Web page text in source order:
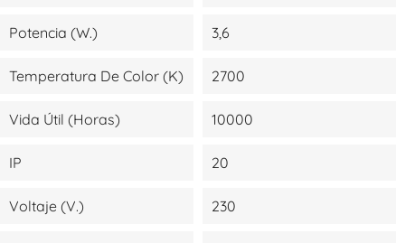
Potencia (W.) 3,6
Temperatura De Color (K) 2700
Vida Útil (Horas) 10000
IP 20
Voltaje (V.) 230